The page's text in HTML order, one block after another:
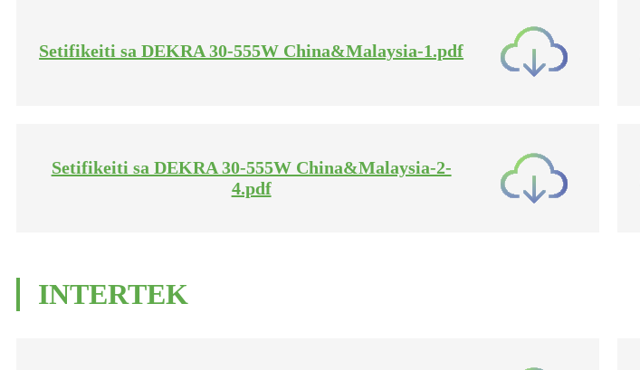
Setifikeiti sa DEKRA 30-555W China&Malaysia-1.pdf
Setifikeiti sa DEKRA 30-555W China&Malaysia-2-
4.pdf
INTERTEK